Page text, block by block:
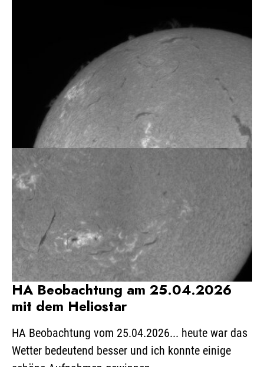
HA Beobachtung am 25.04.2026
mit dem Heliostar
HA Beobachtung vom 25.04.2026... heute war das
Wetter bedeutend besser und ich konnte einige